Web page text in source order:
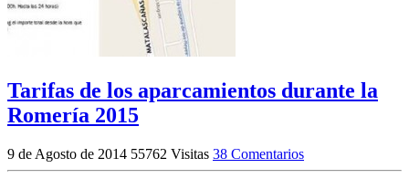
Tarifas de los aparcamientos durante la
Romería 2015
9 de Agosto de 2014 55762 Visitas 38 Comentarios